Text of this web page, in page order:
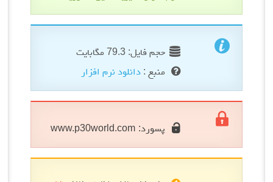
حجم فایل: 79.3 مگابایت
منبع : دانلود نرم افزار
پسورد: www.p30world.com